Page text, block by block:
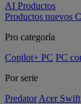
AI Productos
Productos nuevos
Pro categoría
Copilot+ PC PC
Por serie
Predator Acer Swift